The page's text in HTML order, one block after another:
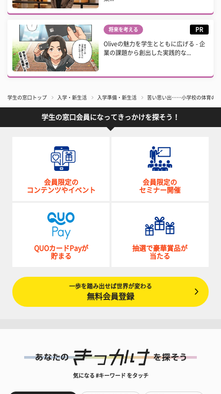
将来を考える PR
Oliveの魅力を学生とともに広げる - 企
業の課題から創出した実践的な...
学生の窓口トップ 入学・新生活 入学準備・新生活 苦い思い出……小学校の体育の授
学生の窓口会員になってきっかけを探そう！
会員限定の
コンテンツやイベント
会員限定の
セミナー開催
QUOカードPayが
貯まる
抽選で豪華賞品が
当たる
一歩を踏み出せば世界が変わる
無料会員登録
気になる #キーワード をタッチ